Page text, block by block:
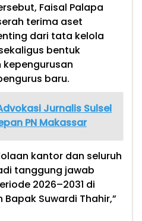
Faisal Palapa
terima aset
dari tata kelola
bentuk
baru.
Jurnalis Sulsel
PN Makassar
kantor dan seluruh
tanggung jawab
2026–2031 di
Suwardi Thahir,”